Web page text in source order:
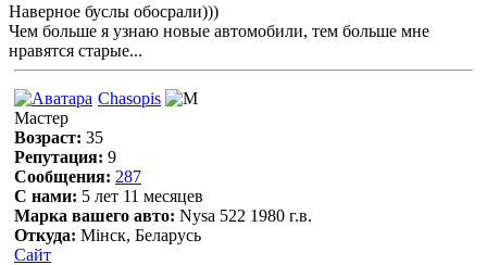
Наверное буслы обосрали)))
Чем больше я узнаю новые автомобили, тем больше мне
нравятся старые...
Chasopis
Мастер
Возраст: 35
Репутация: 9
Сообщения: 287
С нами: 5 лет 11 месяцев
Марка вашего авто: Nysa 522 1980 г.в.
Откуда: Мінск, Беларусь
Сайт